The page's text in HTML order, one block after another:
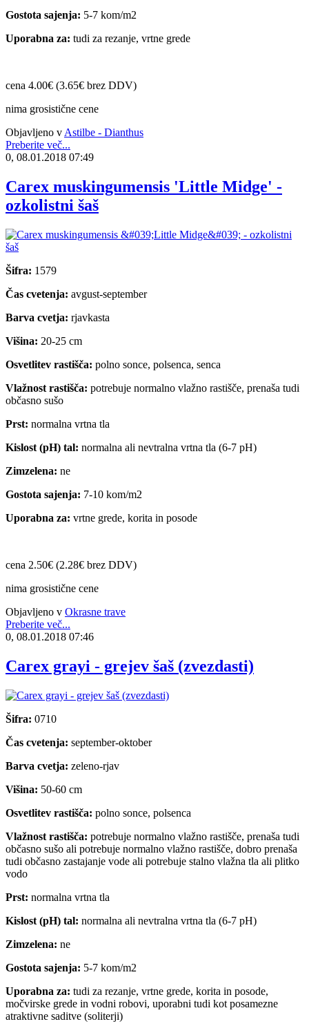
Gostota sajenja: 5-7 kom/m2
Uporabna za: tudi za rezanje, vrtne grede
cena 4.00€ (3.65€ brez DDV)
nima grosistične cene
Objavljeno v Astilbe - Dianthus
Preberite več...
0, 08.01.2018 07:49
Carex muskingumensis 'Little Midge' -
ozkolistni šaš
Šifra: 1579
Čas cvetenja: avgust-september
Barva cvetja: rjavkasta
Višina: 20-25 cm
Osvetlitev rastišča: polno sonce, polsenca, senca
Vlažnost rastišča: potrebuje normalno vlažno rastišče, prenaša tudi
občasno sušo
Prst: normalna vrtna tla
Kislost (pH) tal: normalna ali nevtralna vrtna tla (6-7 pH)
Zimzelena: ne
Gostota sajenja: 7-10 kom/m2
Uporabna za: vrtne grede, korita in posode
cena 2.50€ (2.28€ brez DDV)
nima grosistične cene
Objavljeno v Okrasne trave
Preberite več...
0, 08.01.2018 07:46
Carex grayi - grejev šaš (zvezdasti)
Šifra: 0710
Čas cvetenja: september-oktober
Barva cvetja: zeleno-rjav
Višina: 50-60 cm
Osvetlitev rastišča: polno sonce, polsenca
Vlažnost rastišča: potrebuje normalno vlažno rastišče, prenaša tudi
občasno sušo ali potrebuje normalno vlažno rastišče, dobro prenaša
tudi občasno zastajanje vode ali potrebuje stalno vlažna tla ali plitko
vodo
Prst: normalna vrtna tla
Kislost (pH) tal: normalna ali nevtralna vrtna tla (6-7 pH)
Zimzelena: ne
Gostota sajenja: 5-7 kom/m2
Uporabna za: tudi za rezanje, vrtne grede, korita in posode,
močvirske grede in vodni robovi, uporabni tudi kot posamezne
atraktivne saditve (soliterji)